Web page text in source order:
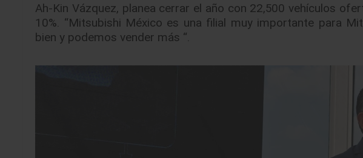
Ah-Kin Vázquez, planea cerrar el año con 22,500 vehículos
10%. “Mitsubishi México es una filial muy importante para
bien y podemos vender más “.